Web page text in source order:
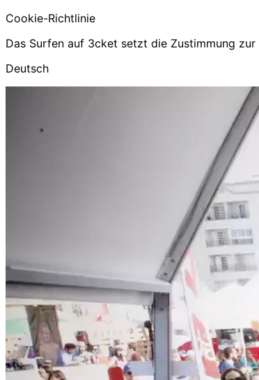
Cookie-Richtlinie
Das Surfen auf 3cket setzt die Zustimmung zur
Deutsch